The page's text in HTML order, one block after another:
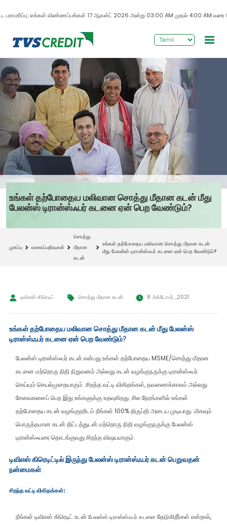
எங்கள் விண்ணப்பங்கள் 17 ஆகஸ்ட் 2026 அன்று 03:00 AM முதல் 4:00 AM வரை
உங்கள் தற்போதைய மலிவான சொத்து மீதான கடன் மீது
பேலன்ஸ் டிரான்ஸ்ஃபர் கடனை ஏன் பெற வேண்டும்?
முகப்பு வலைப்பதிவுகள்
சொத்து
மீதான
கடன்
உங்கள் தற்போதைய மலிவான சொத்து மீதான கடன்
மீது பேலன்ஸ் டிரான்ஸ்ஃபர் கடனை ஏன் பெற வேண்டும்?
டிவிஎஸ் கிரெடிட் சொத்து மீதான கடன் 8 அக்டோபர், ,2021
உங்கள் தற்போதைய மலிவான சொத்து மீதான கடன் மீது பேலன்ஸ்
டிரான்ஸ்ஃபர் கடனை ஏன் பெற வேண்டும்?
பேலன்ஸ் டிரான்ஸ்ஃபர் கடன் என்பது உங்கள் தற்போதைய MSME/சொத்து மீதான
கடனை மற்றொரு நிதி நிறுவனம் அல்லது கடன் வழங்குநருக்கு டிரான்ஸ்ஃபர்
செய்யும் செயல்முறையாகும். சிறந்த வட்டி விகிதங்கள், தவணைக்காலம் அல்லது
சேவைகளைப் பெற இது உங்களுக்கு உதவுகிறது. சில நேரங்களில் உங்கள்
தற்போதைய கடன் வழங்குநரிடம் நீங்கள் 100% திருப்தி அடைய முடியாது. மிகவும்
பொருத்தமான கடன் திட்டத்துடன் மற்றொரு நிதி வழங்குநருக்கு பேலன்ஸ்
டிரான்ஸ்ஃபரை தொடங்குவது சிறந்த விஷயமாகும்.
டிவிஎஸ் கிரெடிட்டில் இருந்து பேலன்ஸ் டிரான்ஸ்ஃபர் கடன் பெறுவதன்
நன்மைகள்
சிறந்த வட்டி விகிதங்கள்:
நீங்கள் டிவிஎஸ் கிரெடிட் உடன்பேலன்ஸ் டிரான்ஸ்ஃபர் கடனை தேடுகிறீர்கள் என்றால்,